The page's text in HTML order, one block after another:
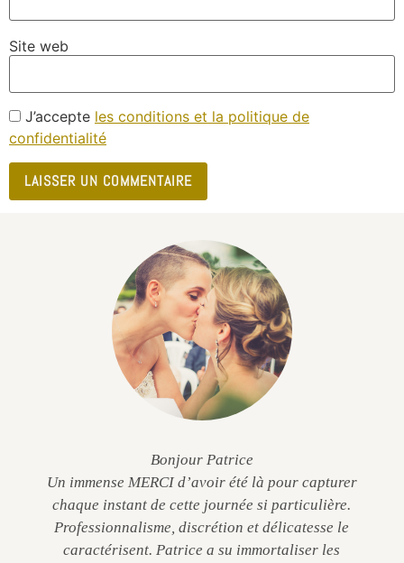
Site web
J’accepte les conditions et la politique de
confidentialité
Bonjour Patrice
Un immense MERCI d’avoir été là pour capturer
chaque instant de cette journée si particulière.
Professionnalisme, discrétion et délicatesse le
caractérisent. Patrice a su immortaliser les